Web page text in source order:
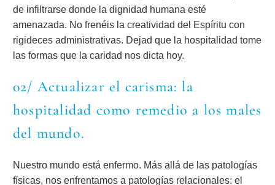
de infiltrarse donde la dignidad humana esté
amenazada. No frenéis la creatividad del Espíritu con
rigideces administrativas. Dejad que la hospitalidad tome
las formas que la caridad nos dicta hoy.
02/ Actualizar el carisma: la
hospitalidad como remedio a los males
del mundo.
Nuestro mundo está enfermo. Más allá de las patologías
físicas, nos enfrentamos a patologías relacionales: el